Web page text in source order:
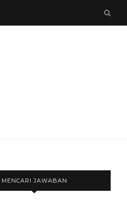
MENCARI JAWABAN